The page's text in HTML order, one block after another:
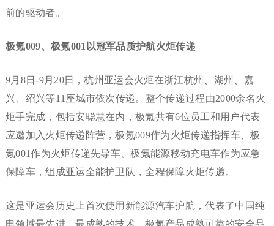
前的驱动者。
极氪009、 极氪001 以冠军品质护航火炬传递
9月8日-9月20日，杭州亚运会火炬在浙江杭州、湖州、嘉
兴、绍兴等11座城市依次传递。整个传递过程由2000余名火
炬手完成，包括安聪慧在内，极氪共有6位员工和用户代表
应邀加入火炬传递阵营，极氪009作为火炬传递指挥车、极
氪001作为火炬传递先导车、极氪能源移动充电车作为应急
保障车，组成亚运全能护卫队，全程保障火炬传递。
这是亚运会历史上首次使用新能源汽车护航，代表了中国纯
电领域最先进、最成熟的技术，极氪产品成熟可靠的安全品